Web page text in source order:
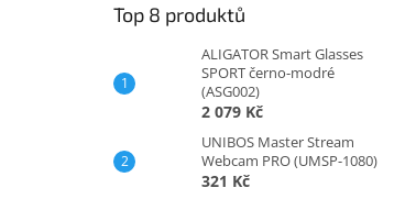
Top 8 produktů
ALIGATOR Smart Glasses
SPORT černo-modré
(ASG002)
2 079 Kč
UNIBOS Master Stream
Webcam PRO (UMSP-1080)
321 Kč